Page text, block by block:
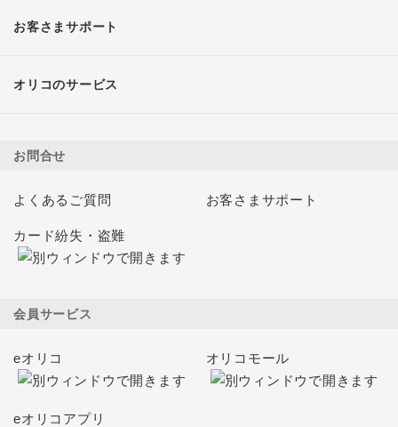
お客さまサポート
オリコのサービス
お問合せ
よくあるご質問 お客さまサポート
カード紛失・盗難
会員サービス
eオリコ オリコモール
eオリコアプリ